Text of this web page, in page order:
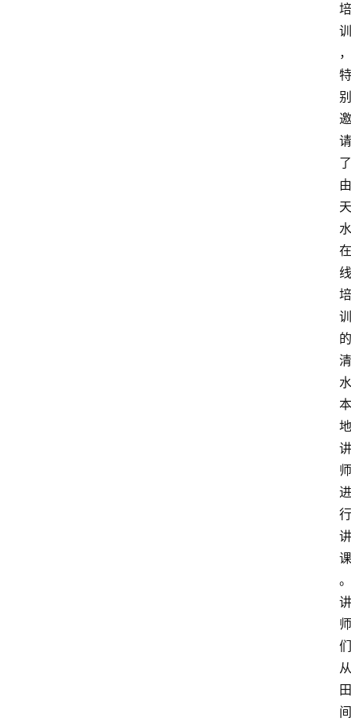
培
训
，
特
别
邀
请
了
由
天
水
在
线
培
训
的
清
水
本
地
讲
师
进
行
讲
课
。
讲
师
们
从
田
间